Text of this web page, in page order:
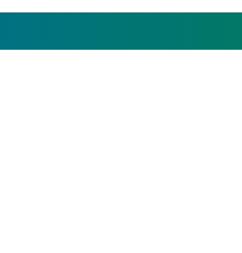
ఎమ్మెల్యేలు, ఎంపీల స‌మావేశం